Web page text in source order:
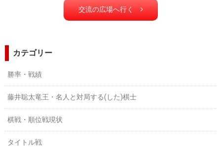
交流の広場へ行く
カテゴリー
勝率・戦績
藤井聡太竜王・名人と対局する(した)棋士
棋戦・順位戦現状
タイトル戦